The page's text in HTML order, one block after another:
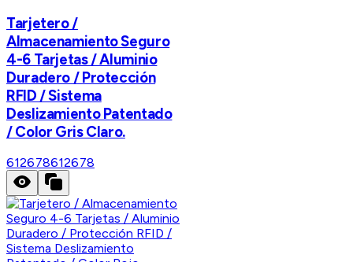
Tarjetero /
Almacenamiento Seguro
4-6 Tarjetas / Aluminio
Duradero / Protección
RFID / Sistema
Deslizamiento Patentado
/ Color Gris Claro.
612678612678